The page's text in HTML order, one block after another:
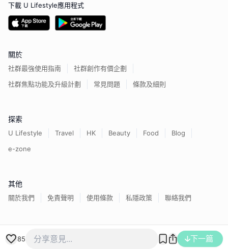
85 下一篇
下載 U Lifestyle應用程式
關於
社群最強使用指南
社群創作有價企劃
社群焦點功能及升級計劃
常見問題 條款及細則
探索
U Lifestyle Travel HK Beauty Food
Blog
e-zone
其他
關於我們 免責聲明 使用條款 私隱政策 聯絡我們
香港經濟日報版權所有©